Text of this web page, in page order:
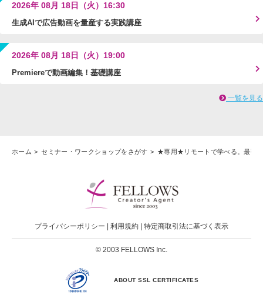
2026年 08月 18日（火）16:30
生成AIで広告動画を量産する実践講座
2026年 08月 18日（火）19:00
Premiereで動画編集！基礎講座
一覧を見る
ホーム セミナー・ワークショップをさがす ★専用★リモートで学べる。最強
プライバシーポリシー 利用規約 特定商取引法に基づく表示
© 2003 FELLOWS Inc.
ABOUT SSL CERTIFICATES